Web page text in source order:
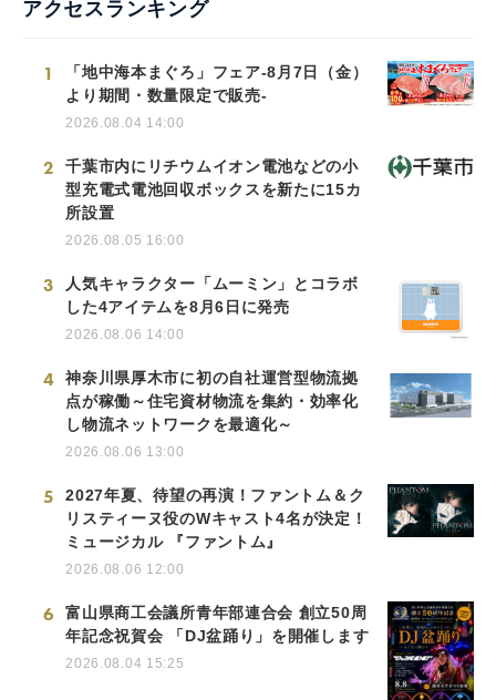
アクセスランキング
1
「地中海本まぐろ」フェア-8月7日（金）
より期間・数量限定で販売-
2026.08.04 14:00
2
千葉市内にリチウムイオン電池などの小
型充電式電池回収ボックスを新たに15カ
所設置
2026.08.05 16:00
3
人気キャラクター「ムーミン」とコラボ
した4アイテムを8月6日に発売
2026.08.06 14:00
4
神奈川県厚木市に初の自社運営型物流拠
点が稼働～住宅資材物流を集約・効率化
し物流ネットワークを最適化～
2026.08.06 13:00
5
2027年夏、待望の再演！ファントム＆ク
リスティーヌ役のWキャスト4名が決定！
ミュージカル 『ファントム』
2026.08.06 12:00
6
富山県商工会議所青年部連合会 創立50周
年記念祝賀会 「DJ盆踊り」を開催します
2026.08.04 15:25